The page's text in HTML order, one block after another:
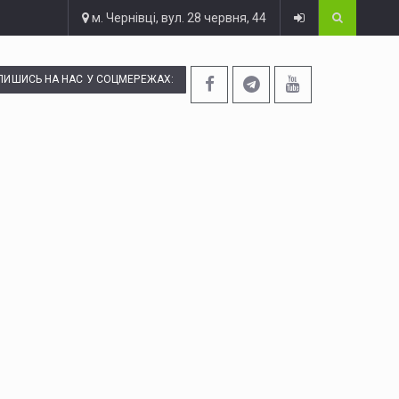
м. Чернівці, вул. 28 червня, 44
НА НАС У СОЦМЕРЕЖАХ: